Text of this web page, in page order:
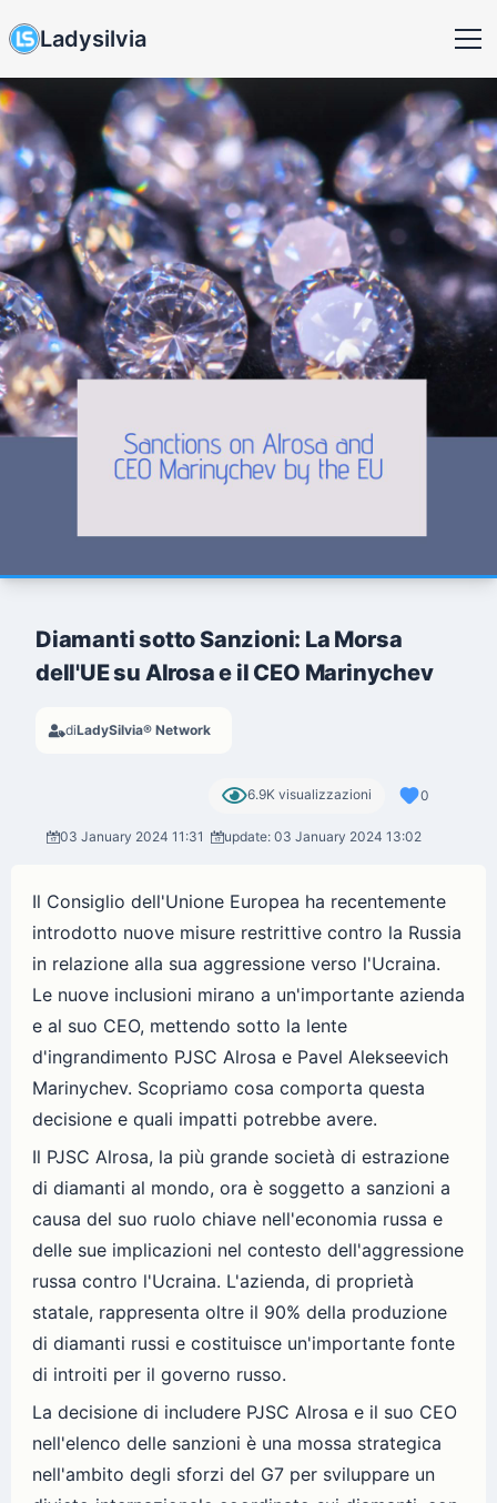
Ladysilvia
Diamanti sotto Sanzioni: La Morsa
dell'UE su Alrosa e il CEO Marinychev
diLadySilvia® Network
6.9K visualizzazioni 0
03 January 2024 11:31 update: 03 January 2024 13:02
Il Consiglio dell'Unione Europea ha recentemente
introdotto nuove misure restrittive contro la Russia
in relazione alla sua aggressione verso l'Ucraina.
Le nuove inclusioni mirano a un'importante azienda
e al suo CEO, mettendo sotto la lente
d'ingrandimento PJSC Alrosa e Pavel Alekseevich
Marinychev. Scopriamo cosa comporta questa
decisione e quali impatti potrebbe avere.
Il PJSC Alrosa, la più grande società di estrazione
di diamanti al mondo, ora è soggetto a sanzioni a
causa del suo ruolo chiave nell'economia russa e
delle sue implicazioni nel contesto dell'aggressione
russa contro l'Ucraina. L'azienda, di proprietà
statale, rappresenta oltre il 90% della produzione
di diamanti russi e costituisce un'importante fonte
di introiti per il governo russo.
La decisione di includere PJSC Alrosa e il suo CEO
nell'elenco delle sanzioni è una mossa strategica
nell'ambito degli sforzi del G7 per sviluppare un